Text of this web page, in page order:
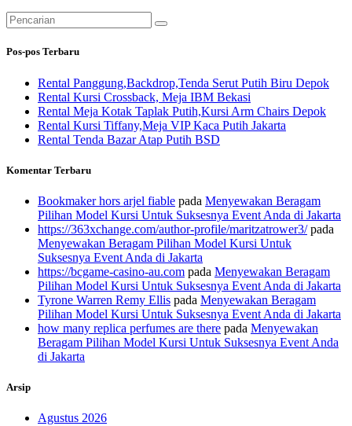
Pencarian
untuk:
Pos-pos Terbaru
Rental Panggung,Backdrop,Tenda Serut Putih Biru Depok
Rental Kursi Crossback, Meja IBM Bekasi
Rental Meja Kotak Taplak Putih,Kursi Arm Chairs Depok
Rental Kursi Tiffany,Meja VIP Kaca Putih Jakarta
Rental Tenda Bazar Atap Putih BSD
Komentar Terbaru
Bookmaker hors arjel fiable pada Menyewakan Beragam
Pilihan Model Kursi Untuk Suksesnya Event Anda di Jakarta
https://363xchange.com/author-profile/maritzatrower3/pada
Menyewakan Beragam Pilihan Model Kursi Untuk
Suksesnya Event Anda di Jakarta
https://bcgame-casino-au.com pada Menyewakan Beragam
Pilihan Model Kursi Untuk Suksesnya Event Anda di Jakarta
Tyrone Warren Remy Ellis pada Menyewakan Beragam
Pilihan Model Kursi Untuk Suksesnya Event Anda di Jakarta
how many replica perfumes are there pada Menyewakan
Beragam Pilihan Model Kursi Untuk Suksesnya Event Anda
di Jakarta
Arsip
Agustus 2026